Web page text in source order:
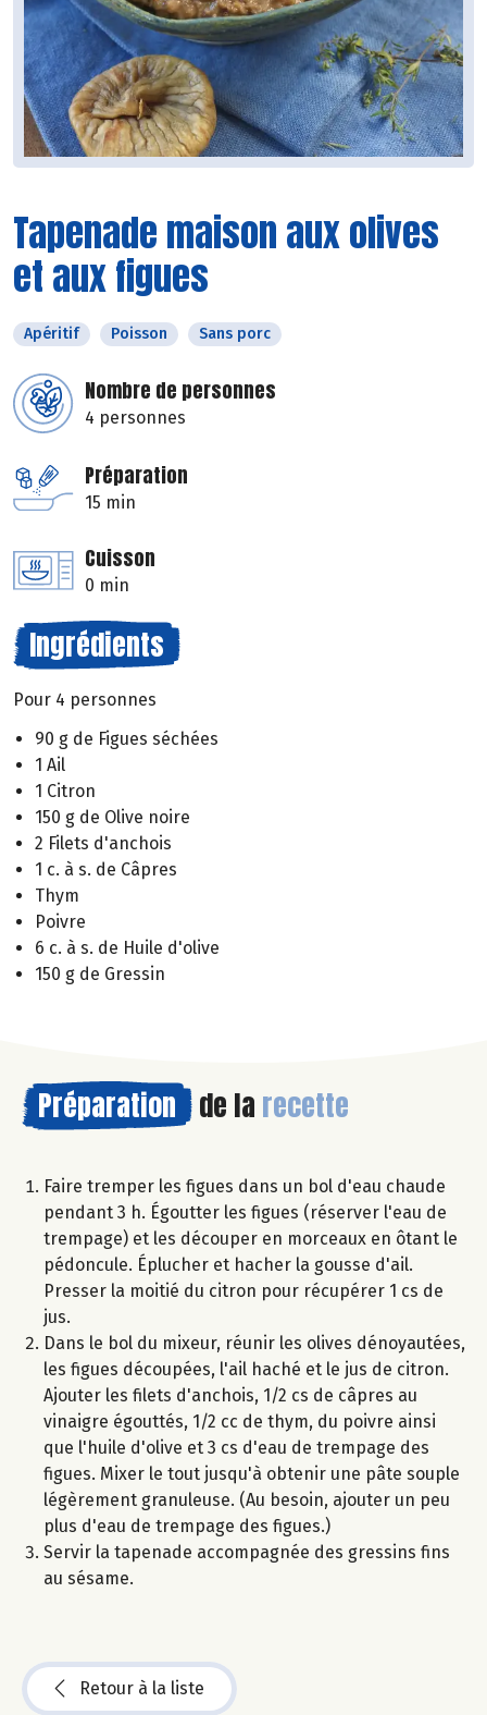
Tapenade maison aux olives
et aux figues
Apéritif Poisson Sans porc
Nombre de personnes
4 personnes
Préparation
15 min
Cuisson
0 min
Ingrédients
Pour 4 personnes
90 g de Figues séchées
1 Ail
1 Citron
150 g de Olive noire
2 Filets d'anchois
1 c. à s. de Câpres
Thym
Poivre
6 c. à s. de Huile d'olive
150 g de Gressin
Préparation de la recette
Faire tremper les figues dans un bol d'eau chaude
pendant 3 h. Égoutter les figues (réserver l'eau de
trempage) et les découper en morceaux en ôtant le
pédoncule. Éplucher et hacher la gousse d'ail.
Presser la moitié du citron pour récupérer 1 cs de
jus.
Dans le bol du mixeur, réunir les olives dénoyautées,
les figues découpées, l'ail haché et le jus de citron.
Ajouter les filets d'anchois, 1/2 cs de câpres au
vinaigre égouttés, 1/2 cc de thym, du poivre ainsi
que l'huile d'olive et 3 cs d'eau de trempage des
figues. Mixer le tout jusqu'à obtenir une pâte souple
légèrement granuleuse. (Au besoin, ajouter un peu
plus d'eau de trempage des figues.)
Servir la tapenade accompagnée des gressins fins
au sésame.
Retour à la liste